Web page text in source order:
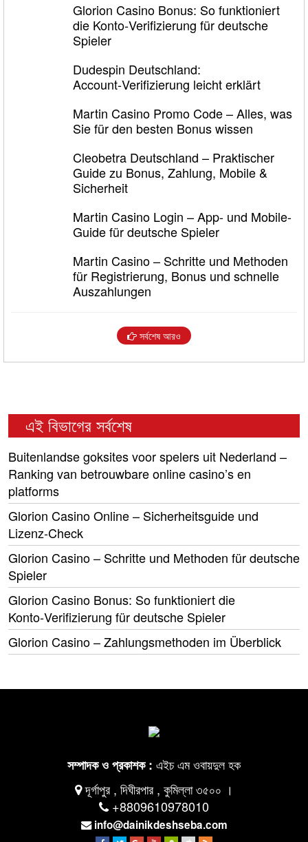
Glorion Casino Bonus: So funktioniert
die Konto‑Verifizierung für deutsche
Spieler
Dudespin Deutschland:
Account‑Verifizierung leicht erklärt
Martin Casino Promo Code – Alles, was
Sie für den besten Bonus wissen
Cleobetra Deutschland – Praktischer
Guide zu Bonus, Zahlung, Mobile &
Sicherheit
Martin Casino Login – App- und Mobile-
Guide für deutsche Spieler
Martin Casino – Schritte und Methoden
für Registrierung, Bonus und schnelle
Auszahlungen
সর্বশেষ আরও
এই বিভাগের সর্বশেষ
Buitenlandse goksites voor spelers uit Nederland –
Ranking van betrouwbare online casino’s en
platforms
Glorion Casino Online – Sicherheitsguide und
Lizenz‑Check
Glorion Casino – Schritte und Methoden für deutsche
Spieler
Glorion Casino Bonus: So funktioniert die
Konto‑Verifizierung für deutsche Spieler
Glorion Casino – Zahlungsmethoden im Überblick
সম্পাদক ও প্রকাশক : এইচ এম ওবায়দুল হক
দূর্গাপুর , দিঘীরপার , কুমিল্লা ৩৫০০ ।
+8809610978010
info@dainikdeshseba.com